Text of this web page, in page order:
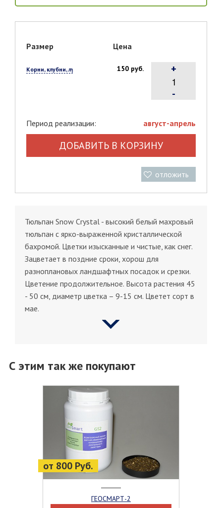
Размер Цена
Корни, клубни, луковицы, 1 шт. 150 руб.
-
+
Период реализации: август-апрель
ДОБАВИТЬ В КОРЗИНУ
отложить
Тюльпан Snow Crystal - высокий белый махровый
тюльпан с ярко-выраженной кристаллической
бахромой. Цветки изысканные и чистые, как снег.
Зацветает в поздние сроки, хорош для
разноплановых ландшафтных посадок и срезки.
Цветение продолжительное. Высота растения 45
- 50 см, диаметр цветка – 9-15 см. Цветет сорт в
мае.
С этим так же покупают
от 800 Руб.
ГЕОСМАРТ-2